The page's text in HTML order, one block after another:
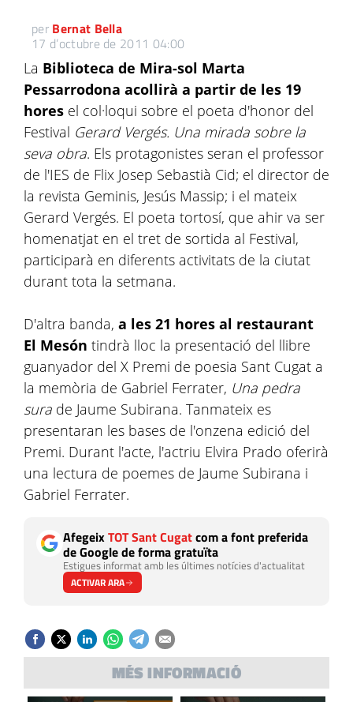
per Bernat Bella
17 d’octubre de 2011 04:00
La Biblioteca de Mira-sol Marta
Pessarrodona acollirà a partir de les 19
hores el col·loqui sobre el poeta d'honor del
Festival Gerard Vergés. Una mirada sobre la
seva obra. Els protagonistes seran el professor
de l'IES de Flix Josep Sebastià Cid; el director de
la revista Geminis, Jesús Massip; i el mateix
Gerard Vergés. El poeta tortosí, que ahir va ser
homenatjat en el tret de sortida al Festival,
participarà en diferents activitats de la ciutat
durant tota la setmana.
D'altra banda, a les 21 hores al restaurant
El Mesón tindrà lloc la presentació del llibre
guanyador del X Premi de poesia Sant Cugat a
la memòria de Gabriel Ferrater, Una pedra
sura de Jaume Subirana. Tanmateix es
presentaran les bases de l'onzena edició del
Premi. Durant l'acte, l'actriu Elvira Prado oferirà
una lectura de poemes de Jaume Subirana i
Gabriel Ferrater.
AfegeixTOT Sant Cugatcom a font preferida
de Google de forma gratuïta
Estigues informat amb les últimes notícies d'actualitat
ACTIVAR ARA
MÉS INFORMACIÓ